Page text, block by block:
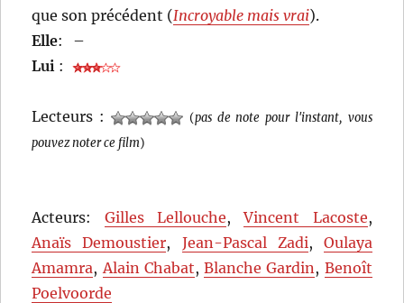
que son précédent (Incroyable mais vrai).
Elle:
–
Lui :
Lecteurs : (pas de note pour l'instant, vous
pouvez noter ce film)
Acteurs: Gilles Lellouche,Vincent Lacoste,
Anaïs Demoustier, Jean-Pascal Zadi, Oulaya
Amamra, Alain Chabat,Blanche Gardin , Benoît
Poelvoorde